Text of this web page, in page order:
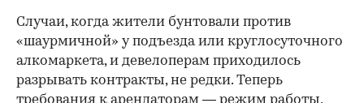
Случаи, когда жители бунтовали против
«шаурмичной» у подъезда или круглосуточного
алкомаркета, и девелоперам приходилось
разрывать контракты, не редки. Теперь
требования к арендаторам — режим работы,